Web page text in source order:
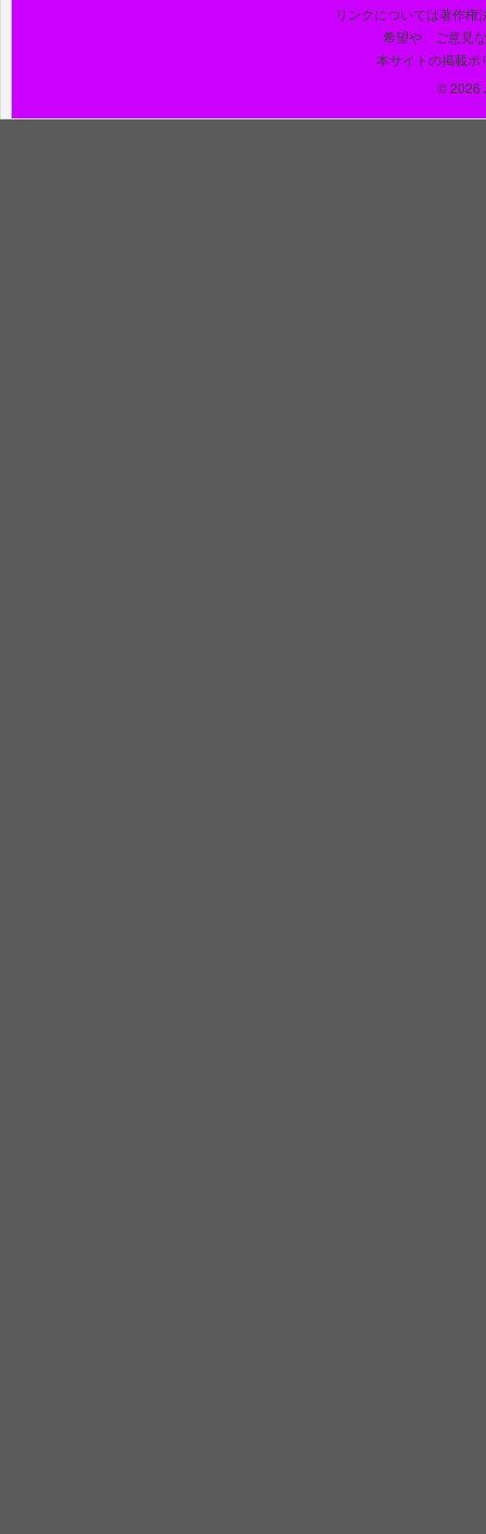
リンクについては著作権
希望や、ご意見
本サイトの掲載ポ
© 2026